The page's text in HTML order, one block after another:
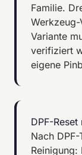
Familie.
Variante
verifiziert
eigene
DPF-Reset
Nach
Reinigung: